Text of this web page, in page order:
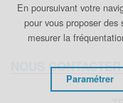
NOUS CONTACTER
En poursuivant votre
pour vous proposer des
mesurer la
Paramétrer